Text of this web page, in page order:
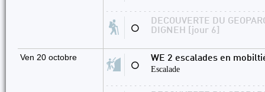
⚪
DECOUVERTE DU
DIGNEH [jour 6]
Ven 20 octobre
⚪
WE 2 escalades en
Escalade